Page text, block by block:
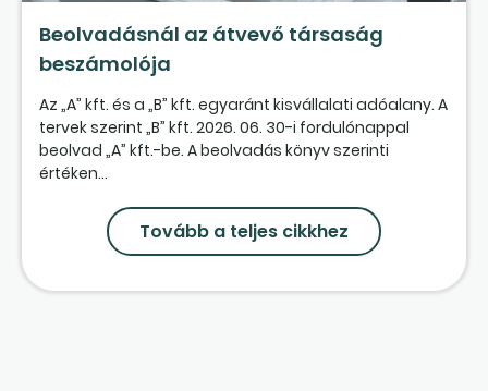
Beolvadásnál az átvevő társaság
beszámolója
Az „A” kft. és a „B” kft. egyaránt kisvállalati adóalany. A
tervek szerint „B” kft. 2026. 06. 30-i fordulónappal
beolvad „A” kft.-be. A beolvadás könyv szerinti
értéken...
Tovább a teljes cikkhez